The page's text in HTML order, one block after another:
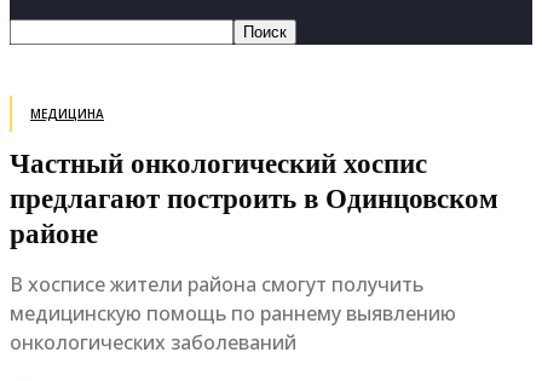
МЕДИЦИНА
Частный онкологический хоспис
предлагают построить в Одинцовском
районе
В хосписе жители района смогут получить
медицинскую помощь по раннему выявлению
онкологических заболеваний